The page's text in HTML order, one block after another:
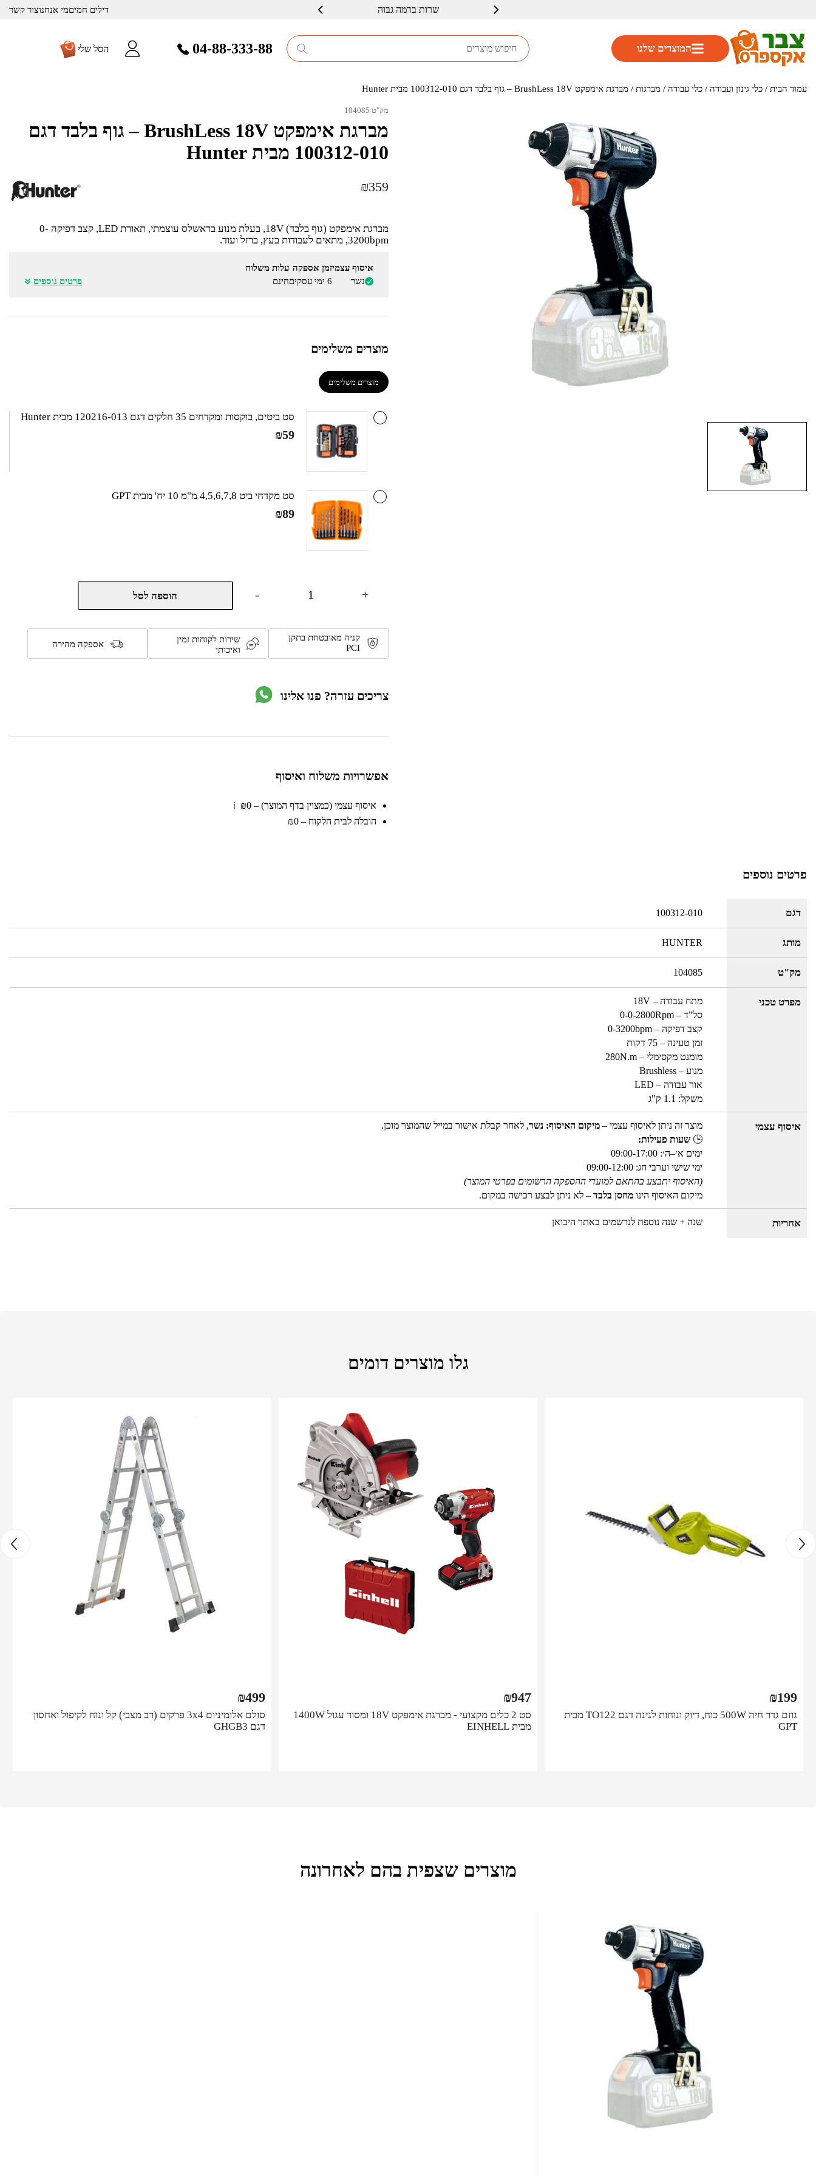
דילים חמיםמי אנחנוצור קשר שרות ברמה גבוה
04-88-333-88 הסל שלי המוצרים שלנו
עמוד הבית / כלי גינון ועבודה / כלי עבודה / מברגות / מברגת אימפקט BrushLess 18V – גוף בלבד דגם 100312-010 מבית Hunter
מק"ט 104085
מברגת אימפקט BrushLess 18V – גוף בלבד דגם
100312-010 מבית Hunter
₪359
מברגת אימפקט (גוף בלבד) 18V, בעלת מנוע בראשלס עוצמתי, תאורת LED, קצב דפיקה 0-
3200bpm, מתאים לעבודות בעץ, ברזל ועוד.
איסוף עצמי
נשר
זמן אספקה
6 ימי עסקים
עלות משלוח
חינם
פרטים נוספים
מוצרים משלימים
מוצרים משלימים
סט ביטים, בוקסות ומקדחים 35 חלקים דגם 120216-013 מבית Hunter
₪59
סט מקדחי ביט 4,5,6,7,8 מ"מ 10 יח' מבית GPT
₪89
-
כמות
מברגת
BrushLess
18V
-
גוף
+ הוספה לסל
קניה מאובטחת בתקן
PCI
שירות לקוחות זמין
ואיכותי
אספקה מהירה
צריכים עזרה? פנו אלינו
אפשרויות משלוח ואיסוף
איסוף עצמי (כמצוין בדף המוצר) – ₪0 ℹ️
הובלה לבית הלקוח – ₪0
פרטים נוספים
דגם 100312-010
מותג HUNTER
מק"ט 104085
מפרט טכני
מתח עבודה – 18V
סל”ד – 0-0-2800Rpm
קצב דפיקה – 0-3200bpm
זמן טעינה – 75 דקות
מומנט מקסימלי – 280N.m
מנוע – Brushless
אור עבודה – LED
משקל: 1.1 ק"ג
איסוף עצמי מוצר זה ניתן לאיסוף עצמי – מיקום האיסוף: נשר, לאחר קבלת אישור במייל שהמוצר מוכן.
🕒 שעות פעילות:
ימים א׳–ה׳: 09:00-17:00
ימי שישי וערבי חג: 09:00-12:00
(האיסוף יתבצע בהתאם למועדי ההספקה הרשומים בפרטי המוצר)
מיקום האיסוף הינו מחסן בלבד – לא ניתן לבצע רכישה במקום.
אחריות שנה + שנה נוספת לנרשמים באתר היבואן
גלו מוצרים דומים
גוזם גדר חיה 500W כוח, דיוק ונוחות לגינה דגם TO122 מבית
GPT
₪199
סט 2 כלים מקצועי - מברגת אימפקט 18V ומסור עגול 1400W
מבית EINHELL
₪947
סולם אלומיניום 3x4 פרקים (רב מצבי) קל ונוח לקיפול ואחסון
דגם GHGB3
₪499
מוצרים שצפית בהם לאחרונה